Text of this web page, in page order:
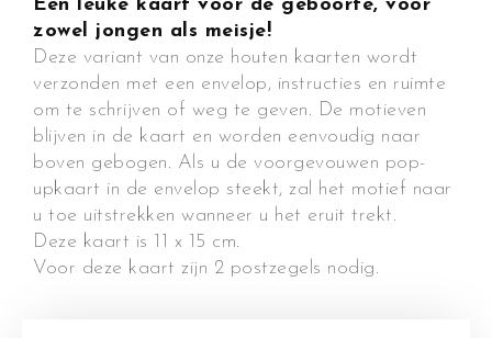
Een leuke kaart voor de geboorte, voor
zowel jongen als meisje!
Deze variant van onze houten kaarten wordt
verzonden met een envelop, instructies en ruimte
om te schrijven of weg te geven. De motieven
blijven in de kaart en worden eenvoudig naar
boven gebogen. Als u de voorgevouwen pop-
upkaart in de envelop steekt, zal het motief naar
u toe uitstrekken wanneer u het eruit trekt.
Deze kaart is 11 x 15 cm.
Voor deze kaart zijn 2 postzegels nodig.